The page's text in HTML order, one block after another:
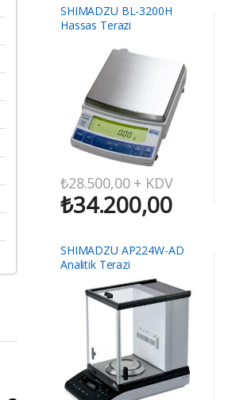
SHIMADZU BL-3200H
Hassas Terazi
₺28.500,00+ KDV
₺34.200,00
SHIMADZU AP224W-AD
Analitik Terazi